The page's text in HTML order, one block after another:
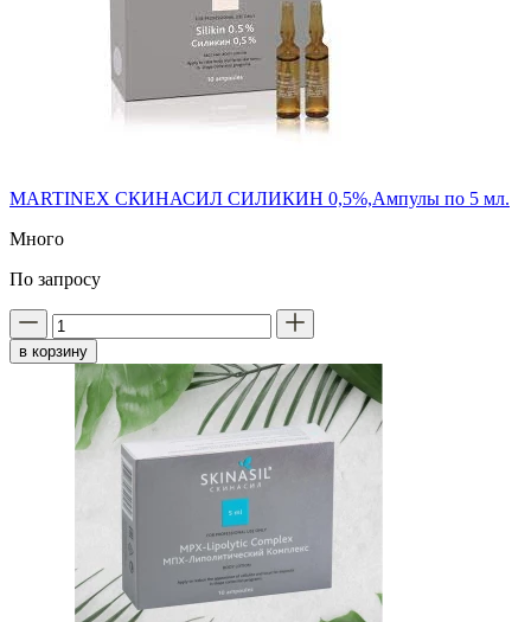
MARTINEX СКИНАСИЛ СИЛИКИН 0,5%,Ампулы по 5 мл.
Много
По запросу
в корзину